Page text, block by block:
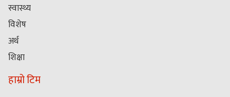
स्वास्थ्य
विशेष
अर्थ
शिक्षा
हाम्रो टिम